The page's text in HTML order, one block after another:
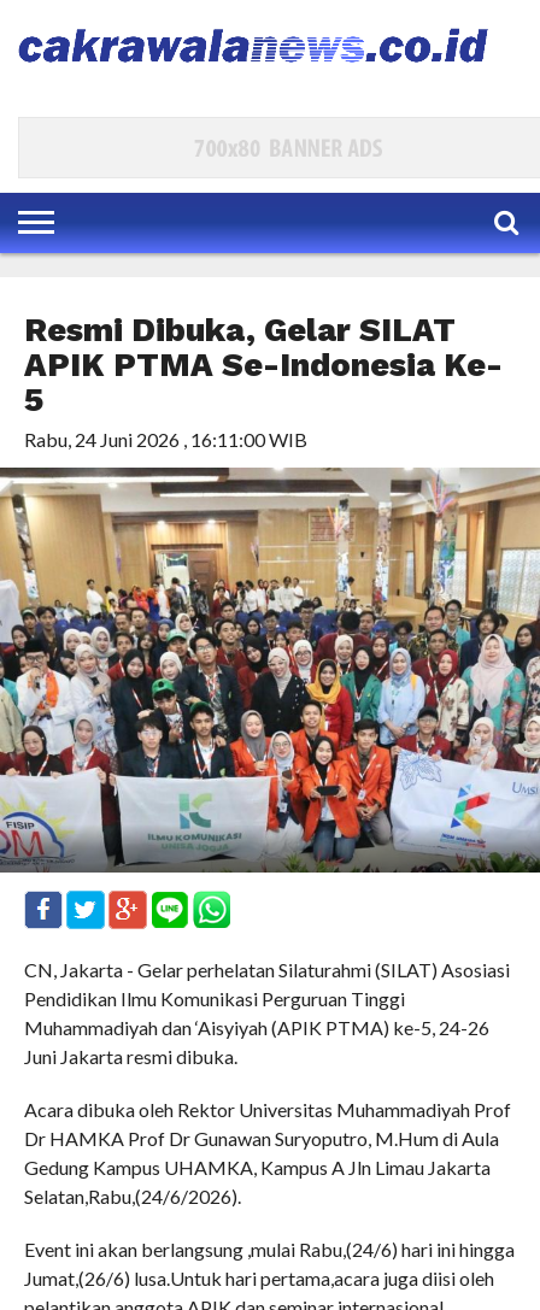
Resmi Dibuka, Gelar SILAT
APIK PTMA Se-Indonesia Ke-
5
Rabu, 24 Juni 2026 , 16:11:00 WIB
CN, Jakarta - Gelar perhelatan Silaturahmi (SILAT) Asosiasi
Pendidikan Ilmu Komunikasi Perguruan Tinggi
Muhammadiyah dan ‘Aisyiyah (APIK PTMA) ke-5, 24-26
Juni Jakarta resmi dibuka.
Acara dibuka oleh Rektor Universitas Muhammadiyah Prof
Dr HAMKA Prof Dr Gunawan Suryoputro, M.Hum di Aula
Gedung Kampus UHAMKA, Kampus A Jln Limau Jakarta
Selatan,Rabu,(24/6/2026).
Event ini akan berlangsung ,mulai Rabu,(24/6) hari ini hingga
Jumat,(26/6) lusa.Untuk hari pertama,acara juga diisi oleh